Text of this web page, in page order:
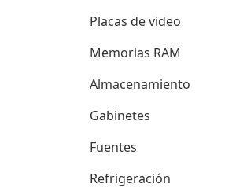
Placas de video
Memorias RAM
Almacenamiento
Gabinetes
Fuentes
Refrigeración